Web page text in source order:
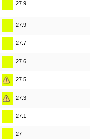
27.9
27.9
27.7
27.6
27.5
27.3
27.1
27